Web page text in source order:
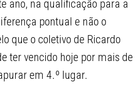
ano, na qualificação para a
pontual e não o
que o coletivo de Ricardo
ter vencido hoje por mais de
em 4.º lugar.